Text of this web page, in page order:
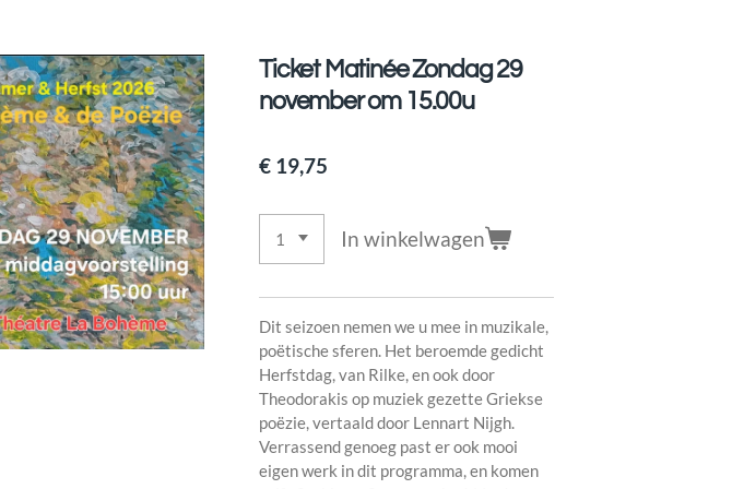
Ticket Matinée Zondag 29
november om 15.00u
€ 19,75
In winkelwagen
Dit seizoen nemen we u mee in muzikale,
poëtische sferen. Het beroemde gedicht
Herfstdag, van Rilke, en ook door
Theodorakis op muziek gezette Griekse
poëzie, vertaald door Lennart Nijgh.
Verrassend genoeg past er ook mooi
eigen werk in dit programma, en komen